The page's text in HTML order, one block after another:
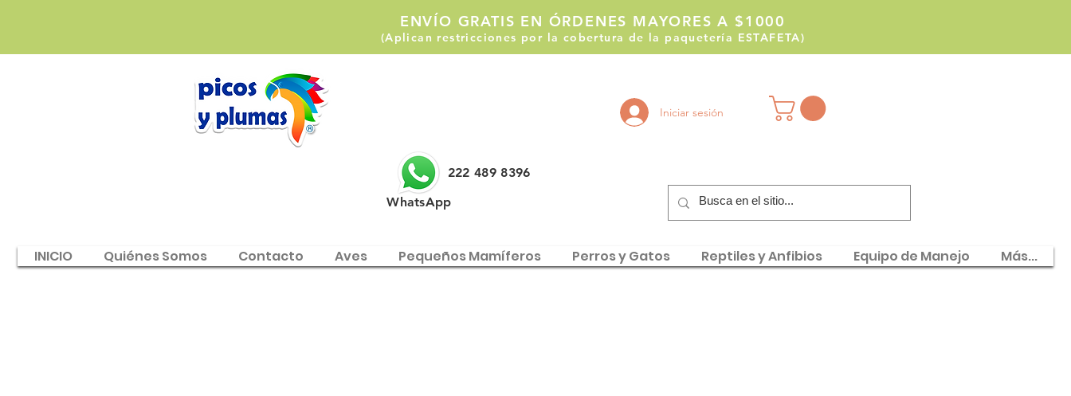
ENVÍO GRATIS EN ÓRDENES MAYORES A $1000
(Aplican restricciones por la cobertura de la paquetería ESTAFETA)
Iniciar sesión
222 489 8396
WhatsApp
INICIO Quiénes Somos Contacto Aves Pequeños Mamíferos Perros y Gatos Reptiles y Anfibios Equipo de Manejo Más...